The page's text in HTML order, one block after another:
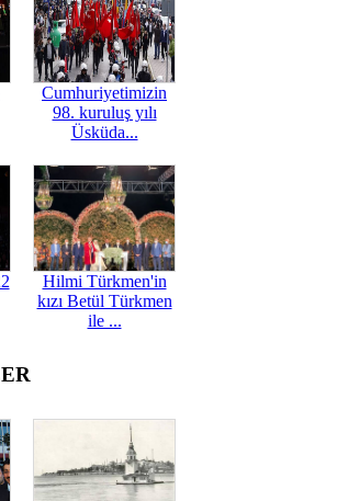
Cumhuriyetimizin
98. kuruluş yılı
Üsküda...
Hilmi Türkmen'in
kızı Betül Türkmen
ile ...